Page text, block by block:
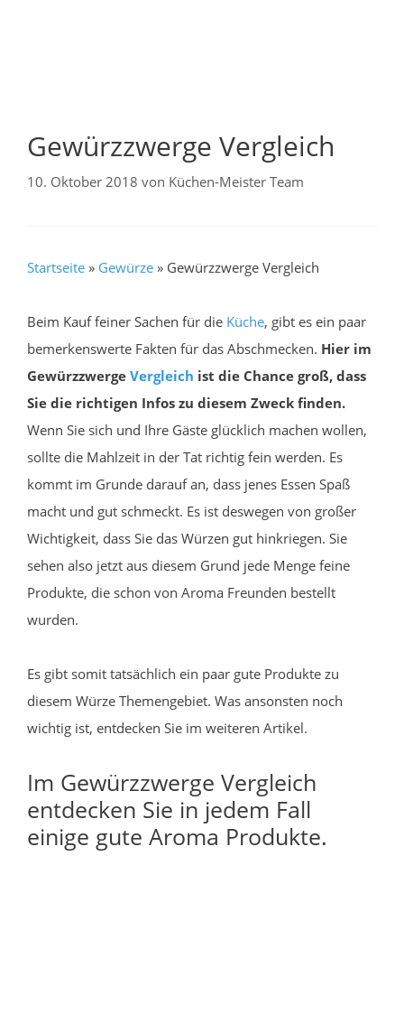
Gewürzzwerge Vergleich
10. Oktober 2018 von Küchen-Meister Team
Startseite » Gewürze » Gewürzzwerge Vergleich
Beim Kauf feiner Sachen für die Küche, gibt es ein paar
bemerkenswerte Fakten für das Abschmecken. Hier im
Gewürzzwerge Vergleich ist die Chance groß, dass
Sie die richtigen Infos zu diesem Zweck finden.
Wenn Sie sich und Ihre Gäste glücklich machen wollen,
sollte die Mahlzeit in der Tat richtig fein werden. Es
kommt im Grunde darauf an, dass jenes Essen Spaß
macht und gut schmeckt. Es ist deswegen von großer
Wichtigkeit, dass Sie das Würzen gut hinkriegen. Sie
sehen also jetzt aus diesem Grund jede Menge feine
Produkte, die schon von Aroma Freunden bestellt
wurden.
Es gibt somit tatsächlich ein paar gute Produkte zu
diesem Würze Themengebiet. Was ansonsten noch
wichtig ist, entdecken Sie im weiteren Artikel.
Im Gewürzzwerge Vergleich
entdecken Sie in jedem Fall
einige gute Aroma Produkte.